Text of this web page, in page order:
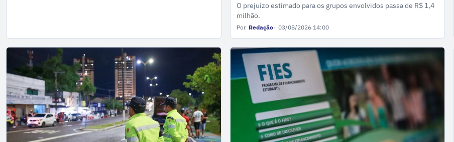
O prejuízo estimado para os grupos envolvidos passa de R$ 1,4
milhão.
Por Redação 03/08/2026 14:00